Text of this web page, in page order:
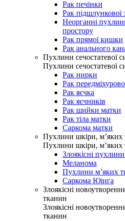
Рак печінки
Рак підшлункової
Неорганні
простору
Рак прямої кишки
Рак анального
Пухлини сечостатевої
Пухлини сечостатевої
Рак нирки
Рак
Рак яєчка
Рак яєчників
Рак шийки матки
Рак тіла матки
Саркома матки
Пухлини шкіри, м’яких
Пухлини шкіри, м’яких
Злоякісні
Меланома
Пухлини м’яких
Саркома Юінга
Злоякісні
тканин
Злоякісні
тканин